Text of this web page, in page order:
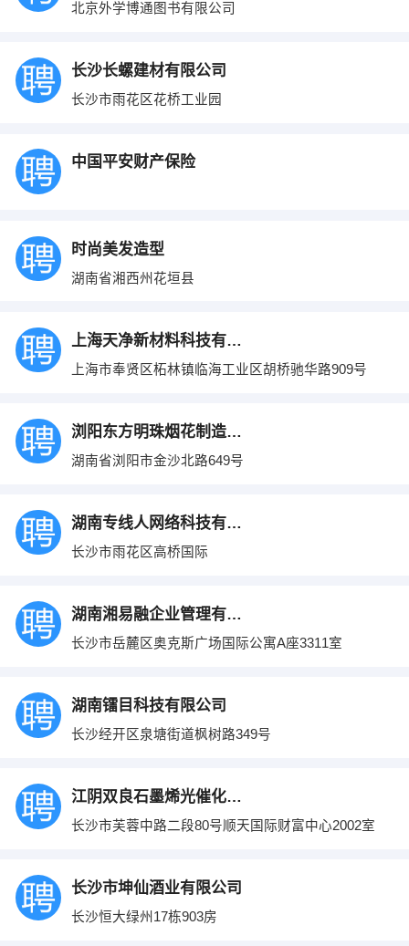
北京外学博通图书有限公司
长沙长螺建材有限公司
长沙市雨花区花桥工业园
中国平安财产保险
时尚美发造型
湖南省湘西州花垣县
上海天净新材料科技有限公司
上海市奉贤区柘林镇临海工业区胡桥驰华路909号
浏阳东方明珠烟花制造燃放有限公司
湖南省浏阳市金沙北路649号
湖南专线人网络科技有限公司
长沙市雨花区高桥国际
湖南湘易融企业管理有限公司
长沙市岳麓区奥克斯广场国际公寓A座3311室
湖南镭目科技有限公司
长沙经开区泉塘街道枫树路349号
江阴双良石墨烯光催化技术有限公司
长沙市芙蓉中路二段80号顺天国际财富中心2002室
长沙市坤仙酒业有限公司
长沙恒大绿州17栋903房